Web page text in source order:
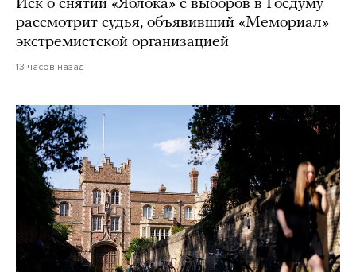
Иск о снятии «Яблока» с выборов в Госдуму
рассмотрит судья, объявивший «Мемориал»
экстремистской организацией
13 часов назад